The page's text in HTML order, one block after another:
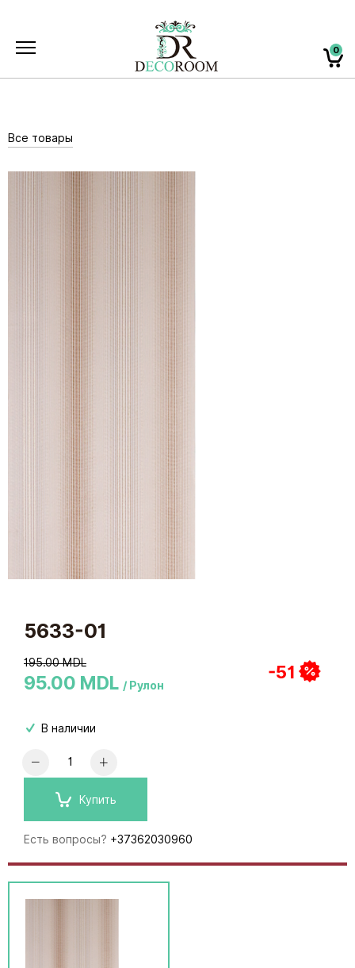
0
Все товары
5633-01
-51
195.00 MDL
95.00 MDL / Рулон
В наличии
Купить
Есть вопросы? +37362030960